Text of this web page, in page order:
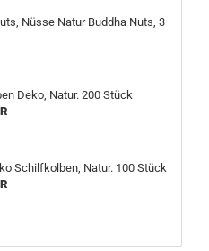
Nüsse Natur Buddha Nuts, 3
Deko, Natur. 200 Stück
Schilfkolben, Natur. 100 Stück